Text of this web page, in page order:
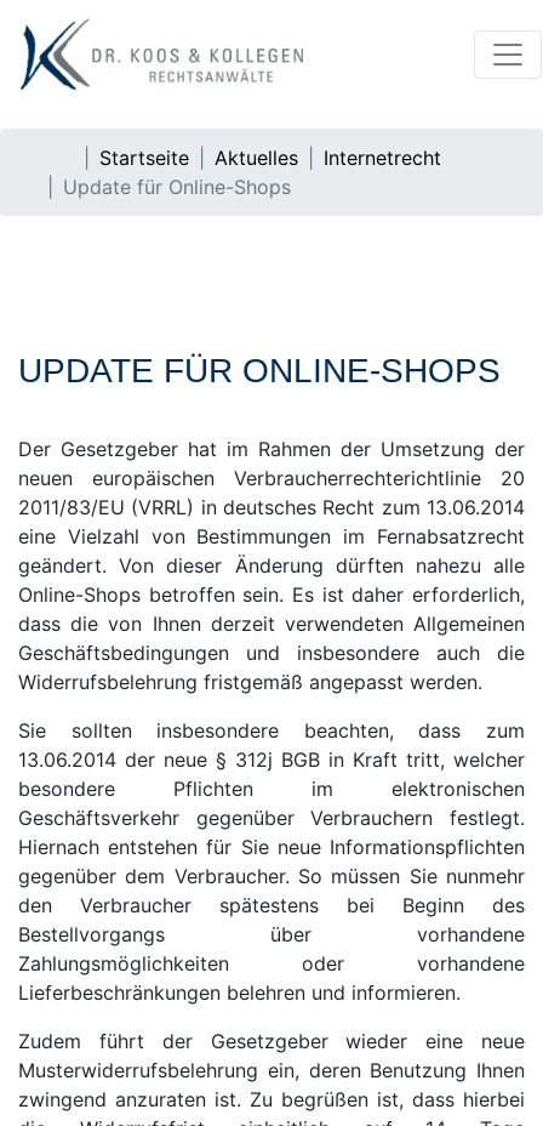
Startseite Aktuelles
Internetrecht
Update für Online-Shops
UPDATE FÜR ONLINE-SHOPS
Der Gesetzgeber hat im Rahmen der Umsetzung der
neuen europäischen Verbraucherrechterichtlinie 20
2011/83/EU (VRRL) in deutsches Recht zum 13.06.2014
eine Vielzahl von Bestimmungen im Fernabsatzrecht
geändert. Von dieser Änderung dürften nahezu alle
Online-Shops betroffen sein. Es ist daher erforderlich,
dass die von Ihnen derzeit verwendeten Allgemeinen
Geschäftsbedingungen und insbesondere auch die
Widerrufsbelehrung fristgemäß angepasst werden.
Sie sollten insbesondere beachten, dass zum
13.06.2014 der neue § 312j BGB in Kraft tritt, welcher
besondere Pflichten im elektronischen
Geschäftsverkehr gegenüber Verbrauchern festlegt.
Hiernach entstehen für Sie neue Informationspflichten
gegenüber dem Verbraucher. So müssen Sie nunmehr
den Verbraucher spätestens bei Beginn des
Bestellvorgangs über vorhandene
Zahlungsmöglichkeiten oder vorhandene
Lieferbeschränkungen belehren und informieren.
Zudem führt der Gesetzgeber wieder eine neue
Musterwiderrufsbelehrung ein, deren Benutzung Ihnen
zwingend anzuraten ist. Zu begrüßen ist, dass hierbei